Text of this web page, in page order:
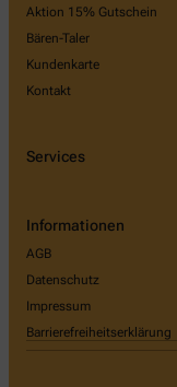
Aktion 15% Gutschein
Bären-Taler
Kundenkarte
Kontakt
Services
Informationen
AGB
Datenschutz
Impressum
Barrierefreiheitserklärung